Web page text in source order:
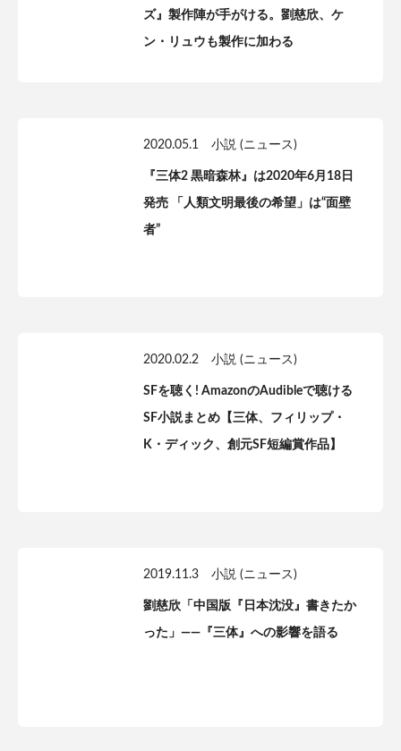
ズ』製作陣が手がける。劉慈欣、ケ
ン・リュウも製作に加わる
2020.05.1 小説 (ニュース)
『三体2 黒暗森林』は2020年6月18日
発売 「人類文明最後の希望」は“面壁
者”
2020.02.2 小説 (ニュース)
SFを聴く! AmazonのAudibleで聴ける
SF小説まとめ【三体、フィリップ・
K・ディック、創元SF短編賞作品】
2019.11.3 小説 (ニュース)
劉慈欣「中国版『日本沈没』書きたか
った」——『三体』への影響を語る